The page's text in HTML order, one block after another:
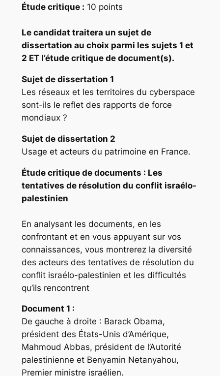
Étude critique : 10 points
Le candidat traitera un sujet de
dissertation au choix parmi les sujets 1 et
2 ET l’étude critique de document(s).
Sujet de dissertation 1
Les réseaux et les territoires du cyberspace
sont-ils le reflet des rapports de force
mondiaux ?
Sujet de dissertation 2
Usage et acteurs du patrimoine en France.
Étude critique de documents : Les
tentatives de résolution du conflit israélo-
palestinien
En analysant les documents, en les
confrontant et en vous appuyant sur vos
connaissances, vous montrerez la diversité
des acteurs des tentatives de résolution du
conflit israélo-palestinien et les difficultés
qu’ils rencontrent
Document 1 :
De gauche à droite : Barack Obama,
président des États-Unis d’Amérique,
Mahmoud Abbas, président de l’Autorité
palestinienne et Benyamin Netanyahou,
Premier ministre israélien.